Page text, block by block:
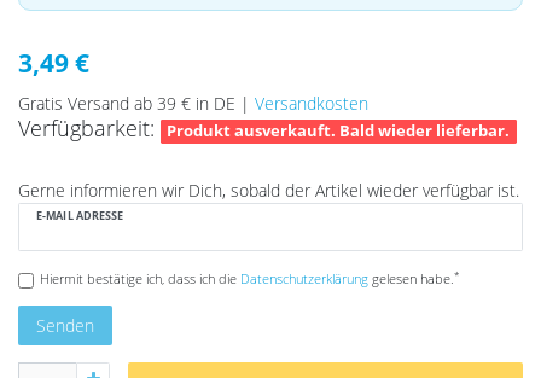
3,49 €
Gratis Versand ab 39 € in DE | Versandkosten
Verfügbarkeit: Produkt ausverkauft. Bald wieder lieferbar.
Gerne informieren wir Dich, sobald der Artikel wieder verfügbar ist.
E-MAIL ADRESSE
Hiermit bestätige ich, dass ich die Daten­schutz­erklärunggelesen habe.*
Senden